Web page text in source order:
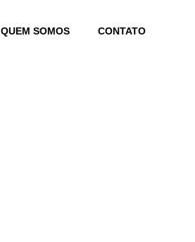
QUEM SOMOS CONTATO